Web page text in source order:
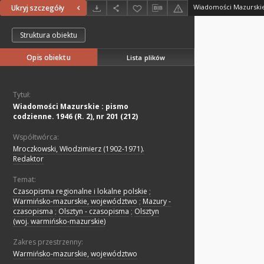
Ukryj szczegóły
Struktura obiektu
Opis obiektu Lista plików
Tytuł:
Wiadomości Mazurskie : pismo
codzienne. 1946 (R. 2), nr 201 (212)
Współtwórca:
Mroczkowski, Włodzimierz (1902-1971).
Redaktor
Temat:
Czasopisma regionalne i lokalne polskie ;
Warmińsko-mazurskie, województwo ; Mazury -
czasopisma ; Olsztyn - czasopisma ; Olsztyn
(woj. warmińsko-mazurskie)
Zakres przestrzenny:
Warmińsko-mazurskie, województwo